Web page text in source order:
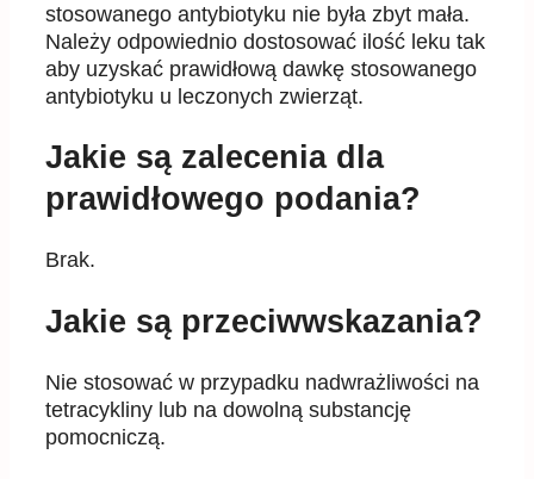
stosowanego antybiotyku nie była zbyt mała.
Należy odpowiednio dostosować ilość leku tak
aby uzyskać prawidłową dawkę stosowanego
antybiotyku u leczonych zwierząt.
Jakie są zalecenia dla
prawidłowego podania?
Brak.
Jakie są przeciwwskazania?
Nie stosować w przypadku nadwrażliwości na
tetracykliny lub na dowolną substancję
pomocniczą.